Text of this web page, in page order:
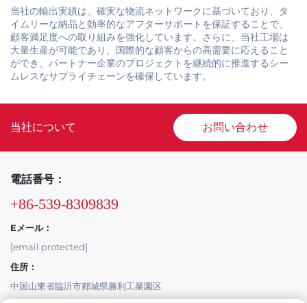
当社の輸出実績は、確実な物流ネットワークに基づいており、タ
イムリーな納品と効率的なアフターサポートを保証することで、
顧客満足度への取り組みを強化しています。さらに、当社工場は
大量生産が可能であり、国際的な顧客からの高需要に応えること
ができ、パートナー企業のプロジェクトを継続的に推進するシー
ムレスなサプライチェーンを確保しています。
当社について お問い合わせ
電話番号：
+86-539-8309839
Eメール：
[email protected]
住所：
中国山東省臨沂市郯城県勝利工業園区